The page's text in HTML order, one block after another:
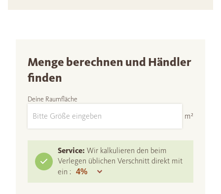
Menge berechnen und Händler
finden
Deine Raumfläche
m²
Service: Wir kalkulieren den beim
Verlegen üblichen Verschnitt direkt mit
ein :